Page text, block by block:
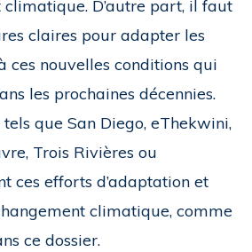
D’autre part, il faut
claires pour adapter les
ces nouvelles conditions qui
les prochaines décennies.
que San Diego, eThekwini,
Trois Rivières ou
ces efforts d’adaptation et
climatique, comme
ce dossier.